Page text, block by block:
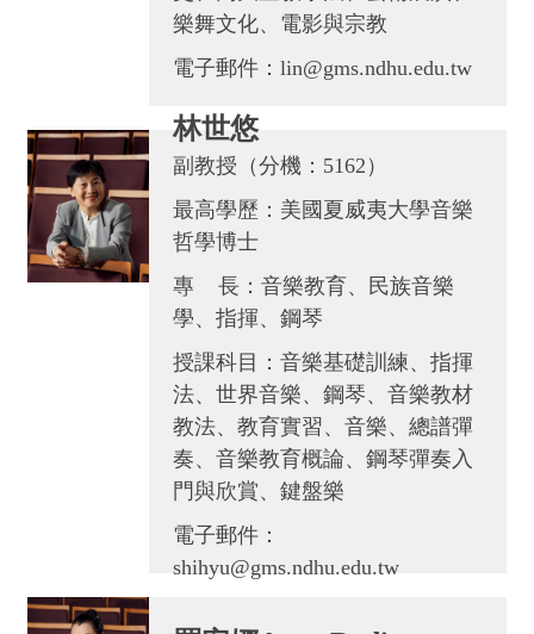
樂舞文化、電影與宗教
電子郵件：lin@gms.ndhu.edu.tw
林世悠
副教授（分機：5162）
最高學歷：美國夏威夷大學音樂
哲學博士
專 長：音樂教育、民族音樂
學、指揮、鋼琴
授課科目：音樂基礎訓練、指揮
法、世界音樂、鋼琴、音樂教材
教法、教育實習、音樂、總譜彈
奏、音樂教育概論、鋼琴彈奏入
門與欣賞、鍵盤樂
電子郵件：
shihyu@gms.ndhu.edu.tw